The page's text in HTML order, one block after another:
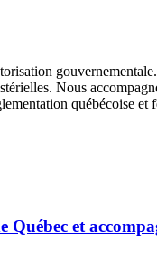
Nous
québécoise et
et